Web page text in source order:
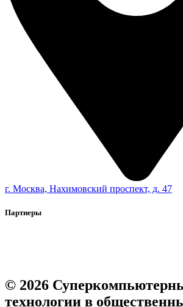
г. Москва, Нахимовский проспект, д. 47
Партнеры
© 2026
технологии в